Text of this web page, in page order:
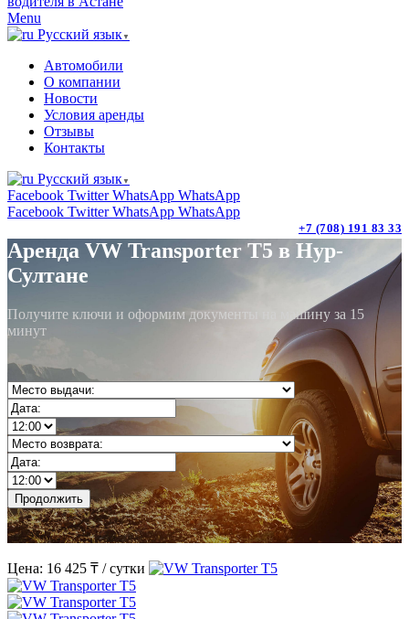
Menu
Русский язык ▼
Автомобили
О компании
Новости
Условия аренды
Отзывы
Контакты
Русский язык ▼
Facebook Twitter WhatsApp WhatsApp
Facebook Twitter WhatsApp WhatsApp
+7 (708) 191 83 33
Аренда VW Transporter T5 в Нур-
Султане
Получите ключи и оформим документы на машину за 15
минут
s
Цена: 16 425 ₸ / сутки